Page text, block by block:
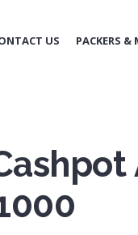
US PACKERS &